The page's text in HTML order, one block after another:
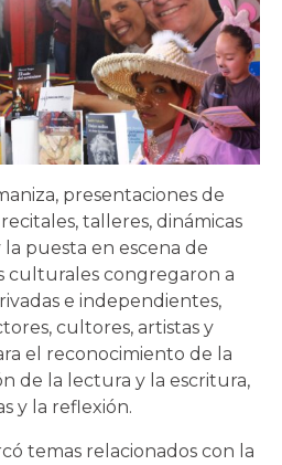
presentaciones de
talleres, dinámicas
puesta en escena de
culturales congregaron a
e independientes,
cultores, artistas y
el reconocimiento de la
de la lectura y la escritura,
y la reflexión.
temas relacionados con la